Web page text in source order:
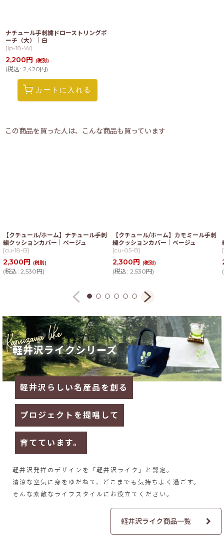
ナチュール手刺繍ドローストリングポ
ーチ（大）｜白
[lp-18-W]
2,200円 (税別)
(税込: 2,420円)
カートに入れる
この商品を買った人は、こんな商品も買っています
【クチュール/ホーム】ナチュール手刺
繍クッションカバー｜ベージュ
[cu-18-B]
2,300円 (税別)
(税込: 2,530円)
【クチュール/ホーム】カモミール手刺
繍クッションカバー｜ベージュ
[cu-05-B]
2,300円 (税別)
(税込: 2,530円)
[
(
軽井沢ライクシリーズ
軽井沢らしい名産品を創る
プロジェクトを提唱して
育てています。
軽井沢発祥のデザインを
「軽井沢ライク」と認定。
清涼な空気に身をゆだねて、
どこまでも気持ちよく過ごす。
そんな素敵なライフスタイルに お役立てください。
軽井沢ライク商品一覧